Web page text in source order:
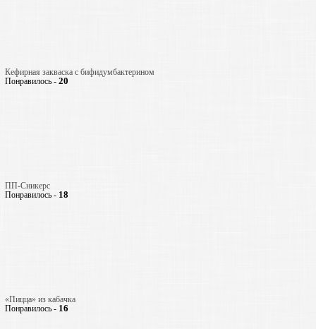
Кефирная закваска с бифидумбактерином
Понравилось - 20
ПП-Сникерс
Понравилось - 18
«Пицца» из кабачка
Понравилось - 16